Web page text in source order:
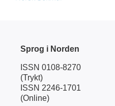
Sprog i Norden
ISSN 0108-8270
(Trykt)
ISSN 2246-1701
(Online)